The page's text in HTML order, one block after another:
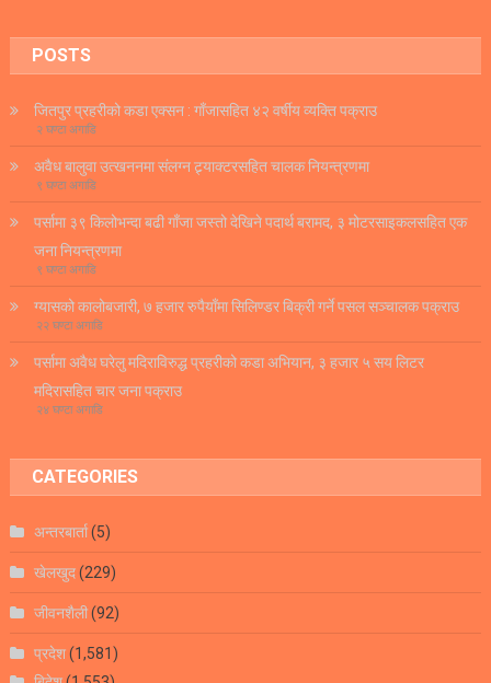
POSTS
जितपुर प्रहरीको कडा एक्सन : गाँजासहित ४२ वर्षीय व्यक्ति पक्राउ
२ घण्टा अगाडि
अवैध बालुवा उत्खननमा संलग्न ट्र्याक्टरसहित चालक नियन्त्रणमा
९ घण्टा अगाडि
पर्सामा ३९ किलोभन्दा बढी गाँजा जस्तो देखिने पदार्थ बरामद, ३ मोटरसाइकलसहित एक
जना नियन्त्रणमा
९ घण्टा अगाडि
ग्यासको कालोबजारी, ७ हजार रुपैयाँमा सिलिण्डर बिक्री गर्ने पसल सञ्चालक पक्राउ
२२ घण्टा अगाडि
पर्सामा अवैध घरेलु मदिराविरुद्ध प्रहरीको कडा अभियान, ३ हजार ५ सय लिटर
मदिरासहित चार जना पक्राउ
२४ घण्टा अगाडि
CATEGORIES
अन्तरबार्ता(5)
खेलखुद(229)
जीवनशैली(92)
प्रदेश(1,581)